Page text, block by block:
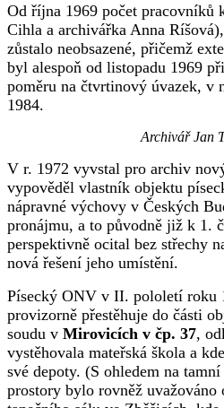
Od října 1969 počet pracovníků
Cihla a archivářka Anna
zůstalo neobsazené, přičemž
byl alespoň od listopadu 1969
poměru na čtvrtinový úvazek, v
1984.
Archivář Jan
V r. 1972 vyvstal pro archiv
vypověděl vlastník objektu
nápravné výchovy v Českých
pronájmu, a to původně již k 1.
perspektivně ocital bez střechy
nová řešení jeho umístění.
Písecký ONV v II. pololetí roku
provizorně přestěhuje do části
soudu v Mirovicích v čp. 37,
vystěhovala mateřská škola a
své depoty. (S ohledem na
prostory bylo rovněž